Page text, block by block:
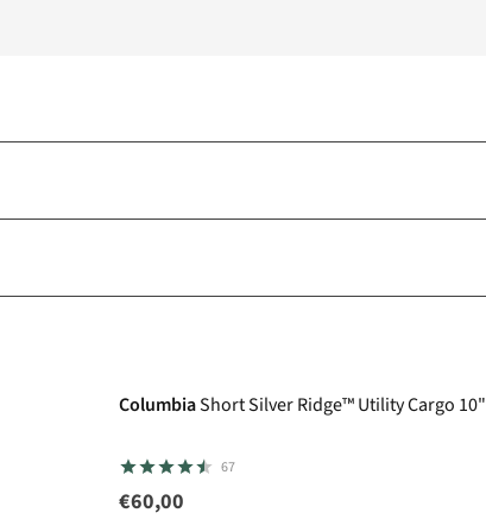
ColumbiaShort Silver Ridge™ Utility Cargo 10"
67
€60,00